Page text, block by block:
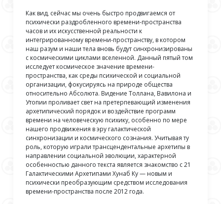
Как вид, сейчас мы очень быстро продвигаемся от
психически раздробленного времени-пространства
часов и их искусственной реальности к
интегрированному времени-пространству, в котором
наш разум и наши тела вновь будут синхронизированы
с космическими циклами вселенной. Данный пятый том
исследует космическое значение времени-
пространства, как среды психической и социальной
организации, фокусируясь на природе общества
относительно Абсолюта. Видение Толлана, Вавилона и
Утопии проливает свет на претерпевающий изменения
архетипический порядок и воздействие программ
времени на человеческую психику, особенно по мере
нашего продвижения в эру галактической
синхронизации и космического сознания. Учитывая ту
роль, которую играли трансцендентальные архетипы в
направлении социальной эволюции, характерной
особенностью данного текста является знакомство с 21
Галактическими Архетипами Хунаб Ку — новым и
психически преобразующим средством исследования
времени-пространства после 2012 года.